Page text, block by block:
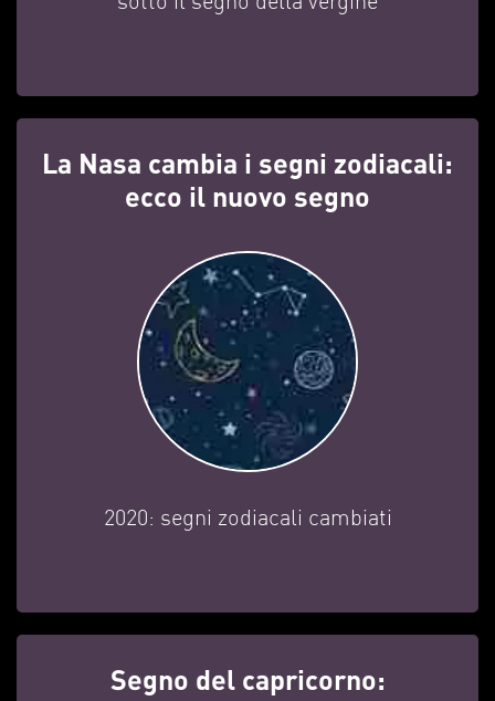
La Nasa cambia i segni zodiacali:
ecco il nuovo segno
2020: segni zodiacali cambiati
Segno del capricorno: